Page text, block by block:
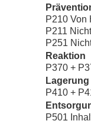
P210 Von
P211
P251
Reaktion
P370 +
Lagerung
P410 +
P501